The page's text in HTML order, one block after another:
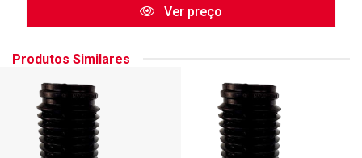
Ver preço
Produtos Similares